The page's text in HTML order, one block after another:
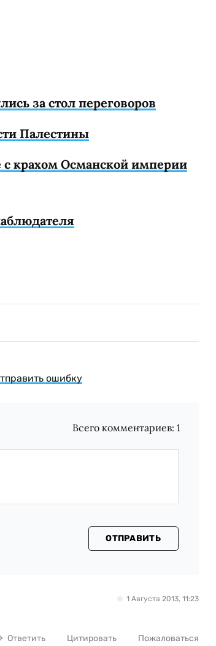
за стол переговоров
Палестины
с крахом Османской империи
ошибку
Всего комментариев:1
ОТПРАВИТЬ
1 Августа 2013, 11:23
Ответить Цитировать Пожаловаться